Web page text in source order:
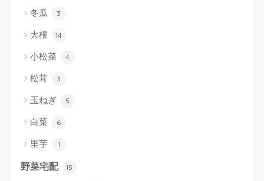
冬瓜 3
大根 14
小松菜 4
松茸 3
玉ねぎ 5
白菜 6
里芋 1
野菜宅配 15